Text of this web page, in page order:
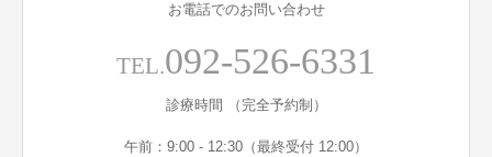
お電話でのお問い合わせ
TEL.092-526-6331
診療時間 （完全予約制）
午前：9:00 - 12:30（最終受付 12:00）